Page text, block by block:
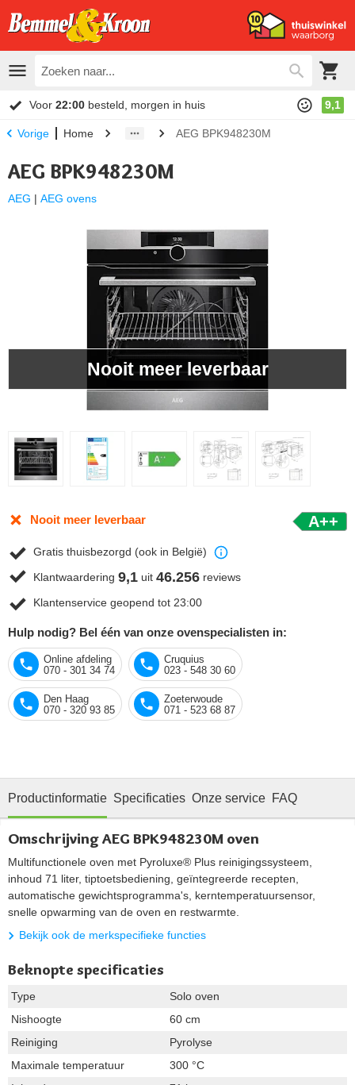
Voor 22:00 besteld, morgen in huis 9,1
Vorige Home AEG BPK948230M
AEG BPK948230M
AEG | AEG ovens
Nooit meer leverbaar
Nooit meer leverbaar A++
Gratis thuisbezorgd (ook in België)
Klantwaardering 9,1 uit 46.256 reviews
Klantenservice geopend tot 23:00
Hulp nodig? Bel één van onze ovenspecialisten in:
Online afdeling
070 - 301 34 74
Cruquius
023 - 548 30 60
Den Haag
070 - 320 93 85
Zoeterwoude
071 - 523 68 87
Productinformatie Specificaties Onze service FAQ
Omschrijving AEG BPK948230M oven
Multifunctionele oven met Pyroluxe® Plus reinigingssysteem,
inhoud 71 liter, tiptoetsbediening, geïntegreerde recepten,
automatische gewichtsprogramma's, kerntemperatuursensor,
snelle opwarming van de oven en restwarmte.
Bekijk ook de merkspecifieke functies
Beknopte specificaties
Type
Solo oven
Nishoogte
60 cm
Reiniging
Pyrolyse
Maximale temperatuur
300 °C